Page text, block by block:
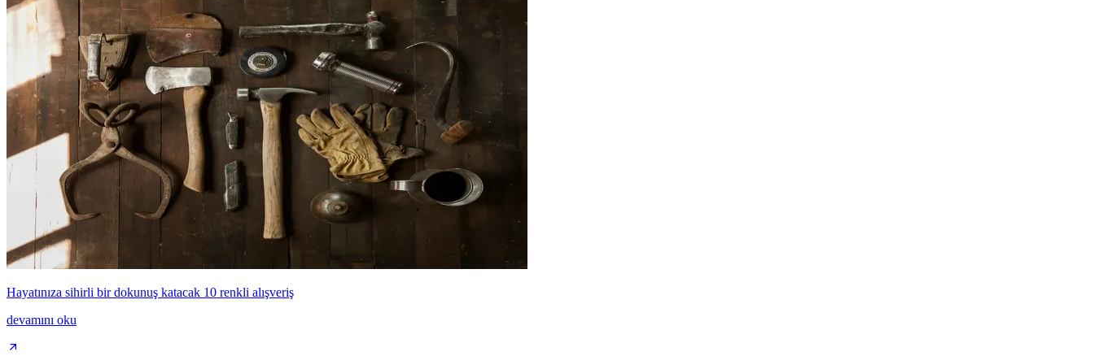
Hayatınıza sihirli bir dokunuş katacak 10 renkli alışveriş
devamını oku